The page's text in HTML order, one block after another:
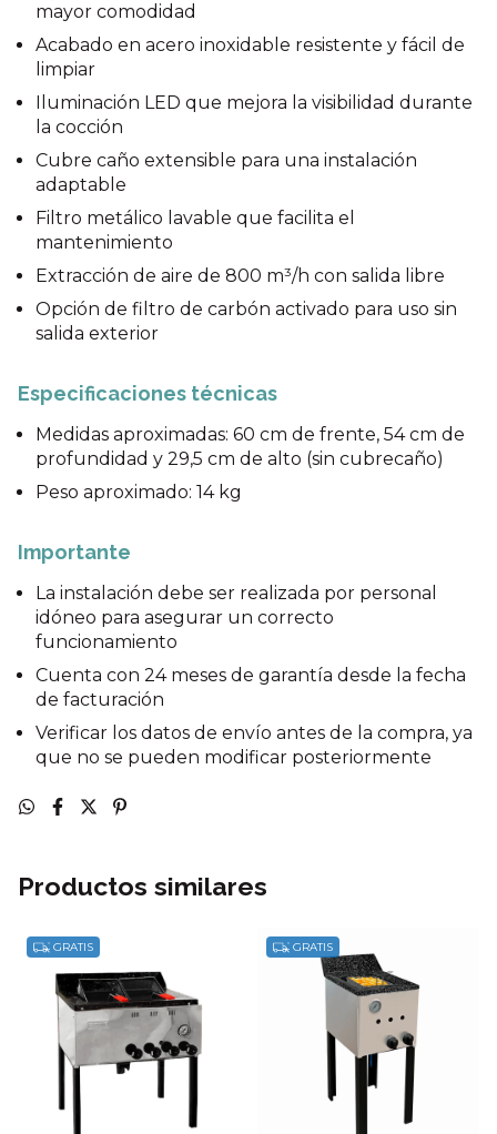
mayor comodidad
Acabado en acero inoxidable resistente y fácil de
limpiar
Iluminación LED que mejora la visibilidad durante
la cocción
Cubre caño extensible para una instalación
adaptable
Filtro metálico lavable que facilita el
mantenimiento
Extracción de aire de 800 m³/h con salida libre
Opción de filtro de carbón activado para uso sin
salida exterior
Especificaciones técnicas
Medidas aproximadas: 60 cm de frente, 54 cm de
profundidad y 29,5 cm de alto (sin cubrecaño)
Peso aproximado: 14 kg
Importante
La instalación debe ser realizada por personal
idóneo para asegurar un correcto
funcionamiento
Cuenta con 24 meses de garantía desde la fecha
de facturación
Verificar los datos de envío antes de la compra, ya
que no se pueden modificar posteriormente
Productos similares
GRATIS GRATIS